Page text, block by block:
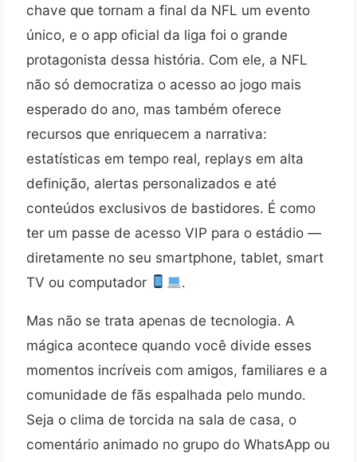
chave que tornam a final da NFL um evento
único, e o app oficial da liga foi o grande
protagonista dessa história. Com ele, a NFL
não só democratiza o acesso ao jogo mais
esperado do ano, mas também oferece
recursos que enriquecem a narrativa:
estatísticas em tempo real, replays em alta
definição, alertas personalizados e até
conteúdos exclusivos de bastidores. É como
ter um passe de acesso VIP para o estádio —
diretamente no seu smartphone, tablet, smart
TV ou computador
.
Mas não se trata apenas de tecnologia. A
mágica acontece quando você divide esses
momentos incríveis com amigos, familiares e a
comunidade de fãs espalhada pelo mundo.
Seja o clima de torcida na sala de casa, o
comentário animado no grupo do WhatsApp ou